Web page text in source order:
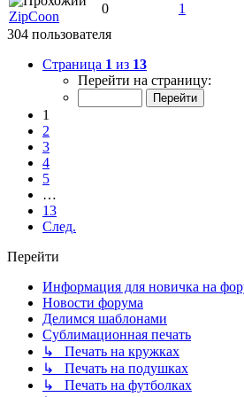
ZipCoon
0 1
304 пользователя
Страница 1 из 13
Перейти на страницу:
1
2
3
4
5
…
13
След.
Перейти
Информация для новичка на
Новости форума
Делимся шаблонами
Сублимационная печать
↳ Печать на кружках
↳ Печать на подушках
↳ Печать на футболках